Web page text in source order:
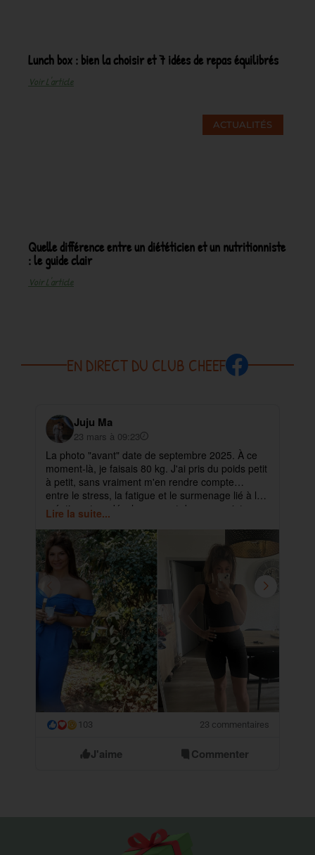
Lunch box : bien la choisir et 7 idées de repas équilibrés
Voir L'article
ACTUALITÉS
Quelle différence entre un diététicien et un nutritionniste
: le guide clair
Voir L'article
EN DIRECT DU CLUB CHEEF
Juju Ma
23 mars à 09:23
La photo "avant" date de septembre 2025. À ce
moment-là, je faisais 80 kg. J'ai pris du poids petit
à petit, sans vraiment m'en rendre compte…
entre le stress, la fatigue et le surmenage lié à la
création et au développement de mes projets.
Lire la suite...
😮 103 23 commentaires
J'aime Commenter